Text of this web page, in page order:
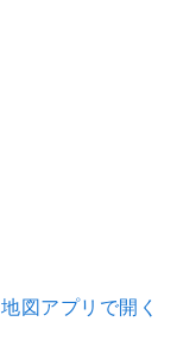
地図アプリで開く